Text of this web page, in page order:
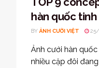
hàn quốc
BY ẢNH CƯỜI VIỆT 25/
Ảnh cưới hàn
nhiều cặp đôi